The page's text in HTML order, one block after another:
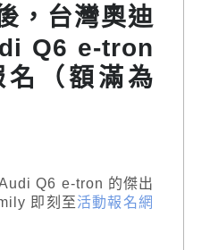
，台灣奧迪
Q6 e-tron
（額滿為
Q6 e-tron 的傑出
即刻至活動報名網